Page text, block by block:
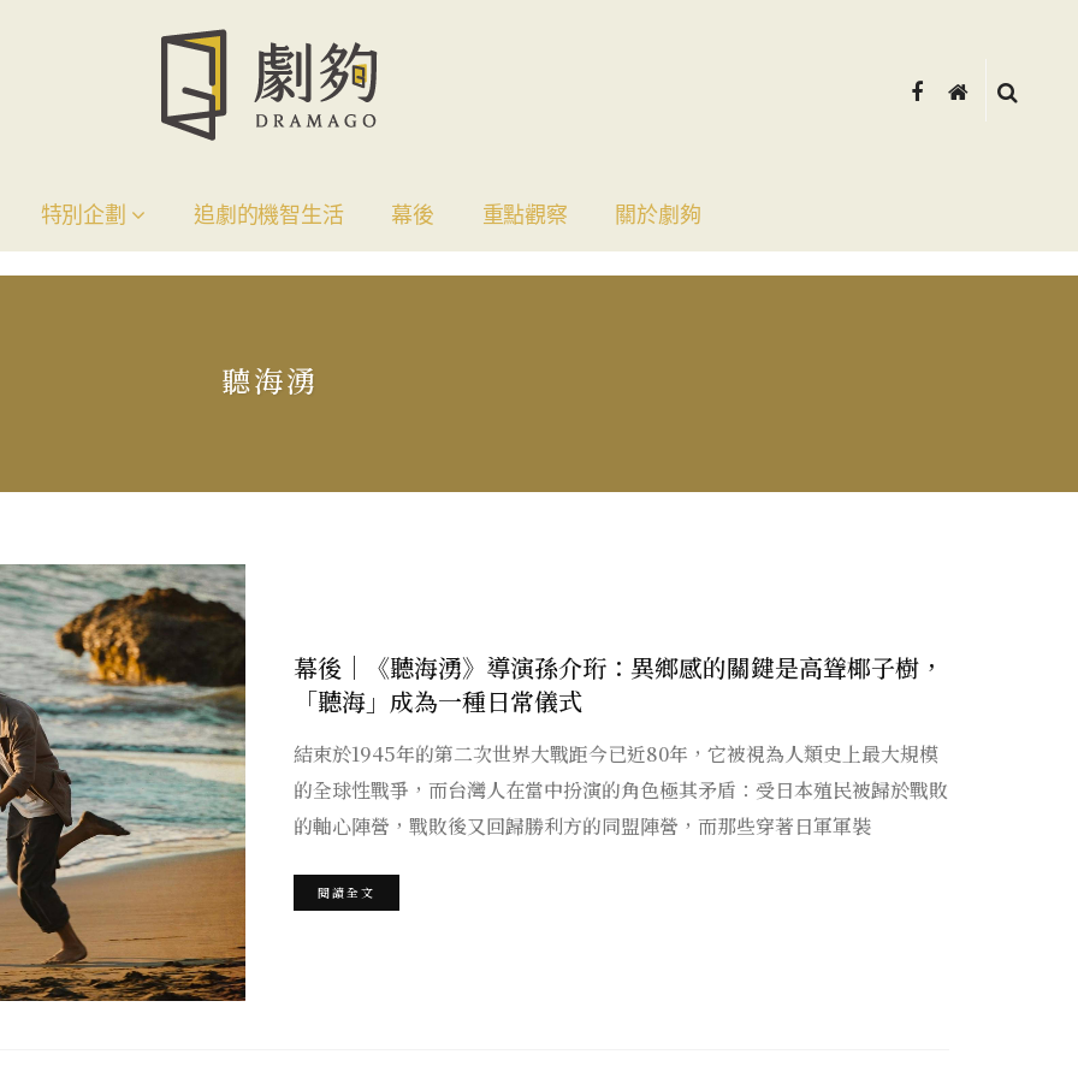
特別企劃 追劇的機智生活 幕後 重點觀察 關於劇夠
聽海湧
幕後｜《聽海湧》導演孫介珩：異鄉感的關鍵是高聳椰子樹，
「聽海」成為一種日常儀式
結束於1945年的第二次世界大戰距今已近80年，它被視為人類史上最大規模
的全球性戰爭，而台灣人在當中扮演的角色極其矛盾：受日本殖民被歸於戰敗
的軸心陣營，戰敗後又回歸勝利方的同盟陣營，而那些穿著日軍軍裝
閱讀全文